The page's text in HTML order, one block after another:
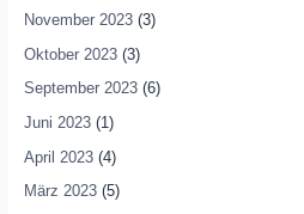
November 2023(3)
Oktober 2023(3)
September 2023(6)
Juni 2023(1)
April 2023(4)
März 2023(5)